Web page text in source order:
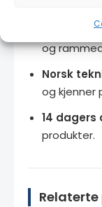
og
Norsk
og kjenner
14
produkter.